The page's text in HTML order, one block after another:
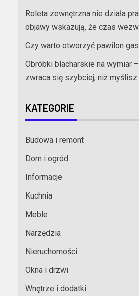
Roleta zewnętrzna nie działa
objawy wskazują, że czas
Czy warto otworzyć pawilon
Obróbki blacharskie na wymiar
zwraca się szybciej, niż myślisz
KATEGORIE
Budowa i remont
Dom i ogród
Informacje
Kuchnia
Meble
Narzędzia
Nieruchomości
Okna i drzwi
Wnętrze i dodatki